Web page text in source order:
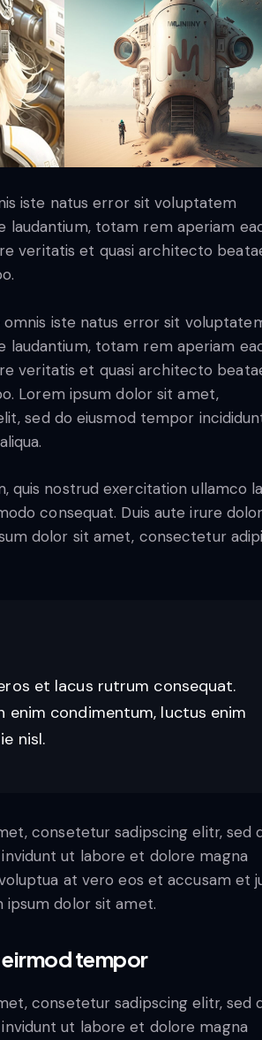
iste natus error sit voluptatem
laudantium, totam rem aperiam
veritatis et quasi architecto
omnis iste natus error sit
laudantium, totam rem aperiam
veritatis et quasi architecto
Lorem ipsum dolor sit amet,
sed do eiusmod tempor
quis nostrud exercitation ullamco
consequat. Duis aute irure
dolor sit amet, consectetur
et lacus rutrum consequat.
enim condimentum, luctus enim
nisl.
consetetur sadipscing elitr, sed
ut labore et dolore magna
at vero eos et accusam et
dolor sit amet.
eirmod tempor
consetetur sadipscing elitr, sed
ut labore et dolore magna